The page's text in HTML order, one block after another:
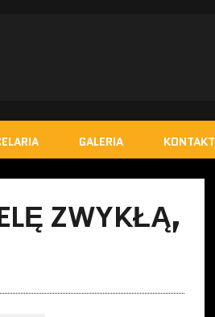
GALERIA KONTAKT
ZWYKŁĄ,